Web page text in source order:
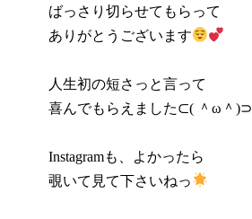
ばっさり切らせてもらって
ありがとうございます
人生初の短さっと言って
喜んでもらえました⊂( ＾ω＾)⊃
Instagramも、よかったら
覗いて見て下さいねっ